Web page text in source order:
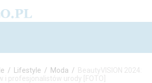
/ Lifestyle / Moda / BeautyVISION 2024:
i profesjonalistów urody [FOTO]